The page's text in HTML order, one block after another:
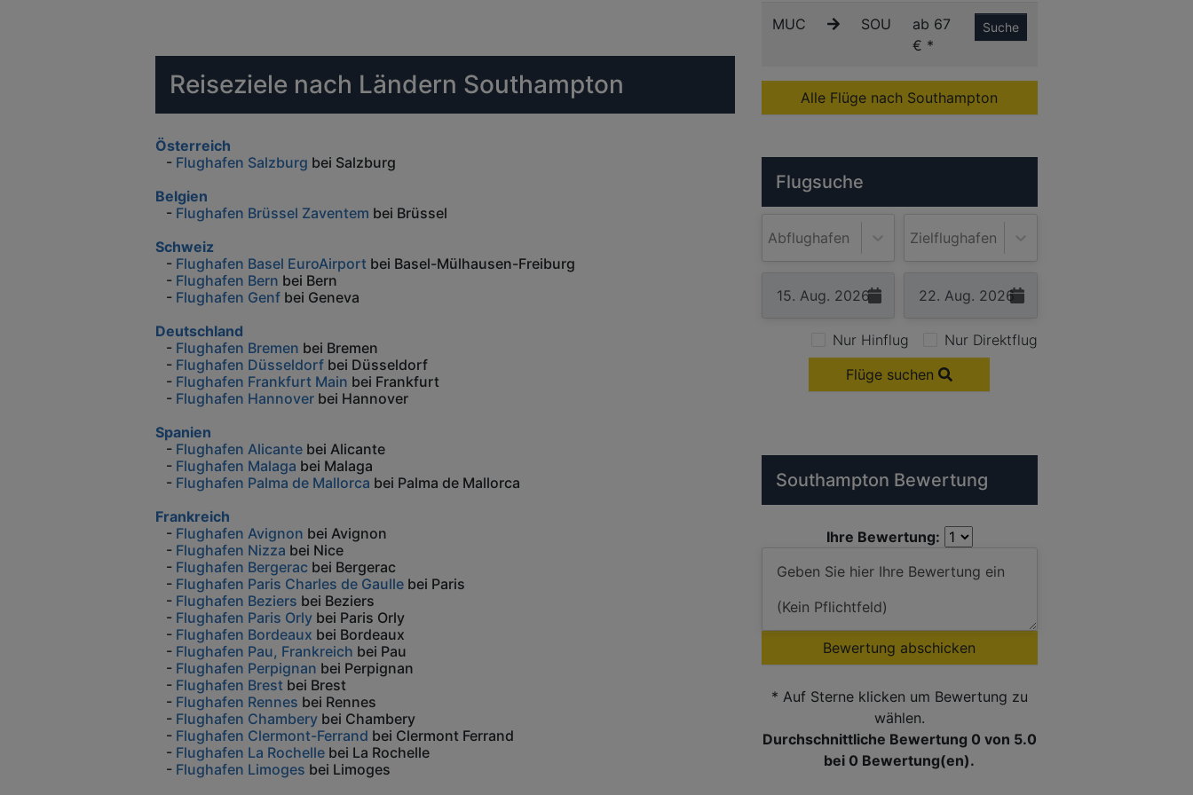
Reiseziele nach Ländern Southampton
Österreich
- Flughafen Salzburg bei Salzburg
Belgien
- Flughafen Brüssel Zaventem bei Brüssel
Schweiz
- Flughafen Basel EuroAirport bei Basel-Mülhausen-Freiburg
- Flughafen Bern bei Bern
- Flughafen Genf bei Geneva
Deutschland
- Flughafen Bremen bei Bremen
- Flughafen Düsseldorf bei Düsseldorf
- Flughafen Frankfurt Main bei Frankfurt
- Flughafen Hannover bei Hannover
Spanien
- Flughafen Alicante bei Alicante
- Flughafen Malaga bei Malaga
- Flughafen Palma de Mallorca bei Palma de Mallorca
Frankreich
- Flughafen Avignon bei Avignon
- Flughafen Nizza bei Nice
- Flughafen Bergerac bei Bergerac
- Flughafen Paris Charles de Gaulle bei Paris
- Flughafen Beziers bei Beziers
- Flughafen Paris Orly bei Paris Orly
- Flughafen Bordeaux bei Bordeaux
- Flughafen Pau, Frankreich bei Pau
- Flughafen Perpignan bei Perpignan
- Flughafen Brest bei Brest
- Flughafen Rennes bei Rennes
- Flughafen Chambery bei Chambery
- Flughafen Clermont-Ferrand bei Clermont Ferrand
- Flughafen La Rochelle bei La Rochelle
- Flughafen Limoges bei Limoges
MUC SOU
ab 67
€ *
Suche
Alle Flüge nach Southampton
Flugsuche
Abflughafen Zielflughafen
Nur Hinflug
Nur Direktflug
Flüge suchen
Southampton Bewertung
Ihre Bewertung:
Bewertung abschicken
* Auf Sterne klicken um Bewertung zu
wählen.
Durchschnittliche Bewertung 0 von 5.0
bei 0 Bewertung(en).